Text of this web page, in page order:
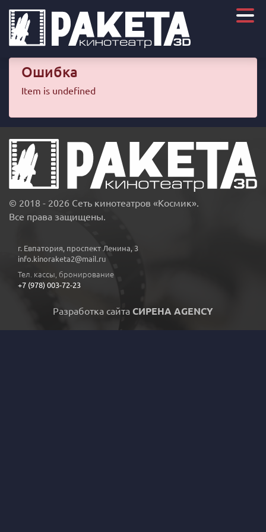
Ошибка
Item is undefined
© 2018 - 2026 Сеть кинотеатров «Космик».
Все права защищены.
г. Евпатория, проспект Ленина, 3
info.kinoraketa2@mail.ru
Тел. кассы, бронирование
+7 (978) 003-72-23
Разработка сайта СИРЕНА AGENCY